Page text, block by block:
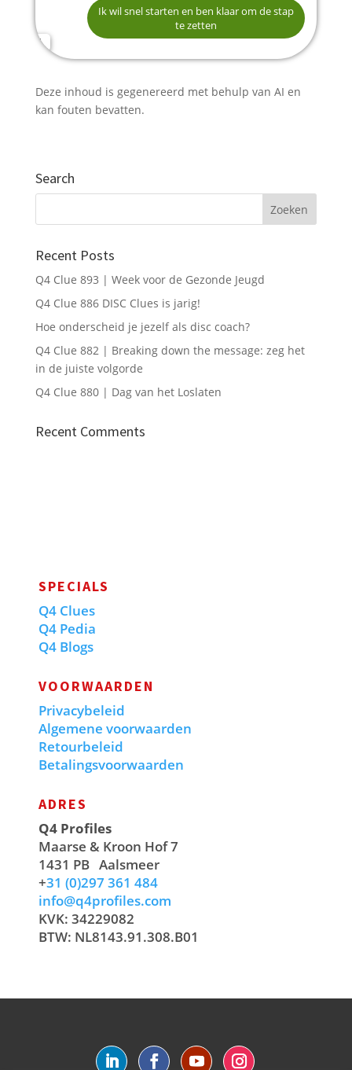
Ik wil snel starten en ben klaar om de stap
te zetten
Ik ben onzeker over de kosten en wat ik kan
verdienen
Ik wil weten welke certificering ik precies nodig
Naam *
E-mailadres *
Telefoonnummer (optioneel)
Deze inhoud is gegenereerd met behulp van AI en
kan fouten bevatten.
Search
Recent Posts
Q4 Clue 893 | Week voor de Gezonde Jeugd
Q4 Clue 886 DISC Clues is jarig!
Hoe onderscheid je jezelf als disc coach?
Q4 Clue 882 | Breaking down the message: zeg het
in de juiste volgorde
Q4 Clue 880 | Dag van het Loslaten
Recent Comments
SPECIALS
Q4 Clues
Q4 Pedia
Q4 Blogs
VOORWAARDEN
Privacybeleid
Algemene voorwaarden
Retourbeleid
Betalingsvoorwaarden
ADRES
Q4 Profiles
Maarse & Kroon Hof 7
1431 PB Aalsmeer
+31 (0)297 361 484
info@q4profiles.com
KVK: 34229082
BTW: NL8143.91.308.B01